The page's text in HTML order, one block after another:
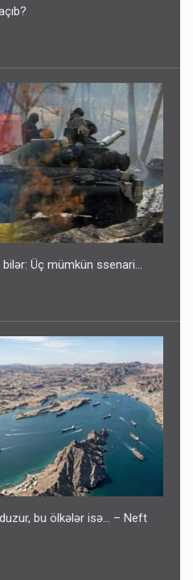
Üç mümkün ssenari...
bu ölkələr isə... – Neft